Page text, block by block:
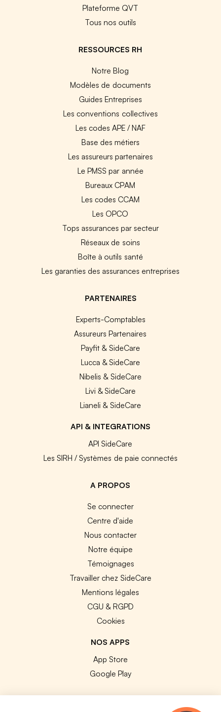
Plateforme QVT
Tous nos outils
RESSOURCES RH
Notre Blog
Modèles de documents
Guides Entreprises
Les conventions collectives
Les codes APE / NAF
Base des métiers
Les assureurs partenaires
Le PMSS par année
Bureaux CPAM
Les codes CCAM
Les OPCO
Tops assurances par secteur
Réseaux de soins
Boîte à outils santé
Les garanties des assurances entreprises
PARTENAIRES
Experts-Comptables
Assureurs Partenaires
Payfit & SideCare
Lucca & SideCare
Nibelis & SideCare
Livi & SideCare
Lianeli & SideCare
API & INTEGRATIONS
API SideCare
Les SIRH / Systèmes de paie connectés
A PROPOS
Se connecter
Centre d'aide
Nous contacter
Notre équipe
Témoignages
Travailler chez SideCare
Mentions légales
CGU & RGPD
Cookies
NOS APPS
App Store
Google Play